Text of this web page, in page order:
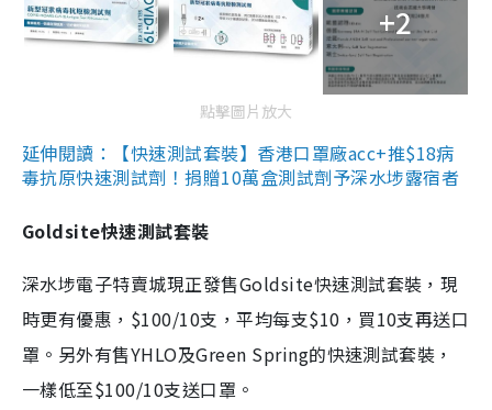
+2
點擊圖片放大
延伸閱讀：【快速測試套裝】香港口罩廠acc+推$18病
毒抗原快速測試劑！捐贈10萬盒測試劑予深水埗露宿者
Goldsite快速測試套裝
深水埗電子特賣城現正發售Goldsite快速測試套裝，現
時更有優惠，$100/10支，平均每支$10，買10支再送口
罩。另外有售YHLO及Green Spring的快速測試套裝，
一樣低至$100/10支送口罩。